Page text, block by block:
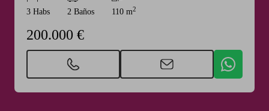
3 Habs 2 Baños 110 m2
200.000 €